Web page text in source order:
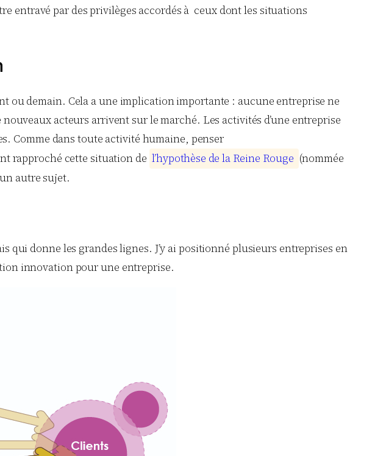
entravé par des privilèges accordés à ceux dont les situations
ou demain. Cela a une implication importante : aucune entreprise ne
acteurs arrivent sur le marché. Les activités d’une entreprise
Comme dans toute activité humaine, penser
rapproché cette situation de l’hypothèse de la Reine Rouge (nommée
autre sujet.
donne les grandes lignes. J’y ai positionné plusieurs entreprises en
innovation pour une entreprise.